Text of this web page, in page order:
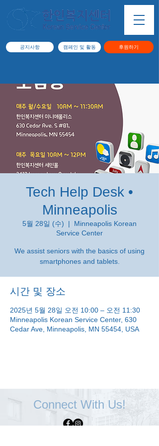
공지사항 캠페인 및 활동 후원하기
Tech Help Desk •
Minneapolis
5월 28일 (수)
  |
Minneapolis Korean
Service Center
We assist seniors with the basics of using
smartphones and tablets.
시간 및 장소
2025년 5월 28일 오전 10:00 – 오전 11:30
Minneapolis Korean Service Center, 630
Cedar Ave, Minneapolis, MN 55454, USA
Connect With Us!